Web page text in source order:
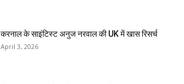
करनाल के साइंटिस्ट अनुज नरवाल की UK में खास रिसर्च
April 3, 2026